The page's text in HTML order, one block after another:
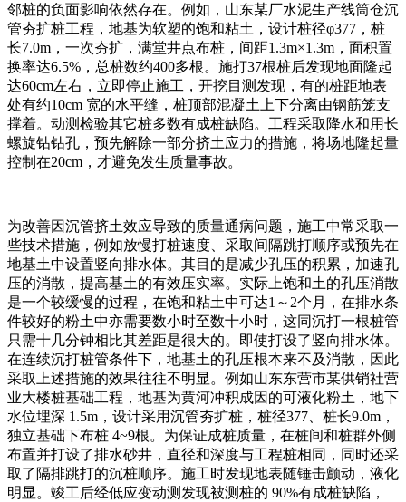
邻桩的负面影响依然存在。例如，山东某厂水泥生产线筒仓沉
管夯扩桩工程，地基为软塑的饱和粘土，设计桩径φ377，桩
长7.0m，一次夯扩，满堂井点布桩，间距1.3m×1.3m，面积置
换率达6.5%，总桩数约400多根。施打37根桩后发现地面隆起
达60cm左右，立即停止施工，开挖目测发现，有的桩距地表
处有约10cm 宽的水平缝，桩顶部混凝土上下分离由钢筋笼支
撑着。动测检验其它桩多数有成桩缺陷。工程采取降水和用长
螺旋钻钻孔，预先解除一部分挤土应力的措施，将场地隆起量
控制在20cm，才避免发生质量事故。
为改善因沉管挤土效应导致的质量通病问题，施工中常采取一
些技术措施，例如放慢打桩速度、采取间隔跳打顺序或预先在
地基土中设置竖向排水体。其目的是减少孔压的积累，加速孔
压的消散，提高基土的有效压实率。实际上饱和土的孔压消散
是一个较缓慢的过程，在饱和粘土中可达1～2个月，在排水条
件较好的粉土中亦需要数小时至数十小时，这同沉打一根桩管
只需十几分钟相比其差距是很大的。即使打设了竖向排水体。
在连续沉打桩管条件下，地基土的孔压根本来不及消散，因此
采取上述措施的效果往往不明显。例如山东东营市某供销社营
业大楼桩基础工程，地基为黄河冲积成因的可液化粉土，地下
水位埋深 1.5m，设计采用沉管夯扩桩，桩径377、桩长9.0m，
独立基础下布桩 4~9根。为保证成桩质量，在桩间和桩群外侧
布置并打设了排水砂井，直径和深度与工程桩相同，同时还采
取了隔排跳打的沉桩顺序。施工时发现地表随锤击颤动，液化
明显。竣工后经低应变动测发现被测桩的 90%有成桩缺陷，